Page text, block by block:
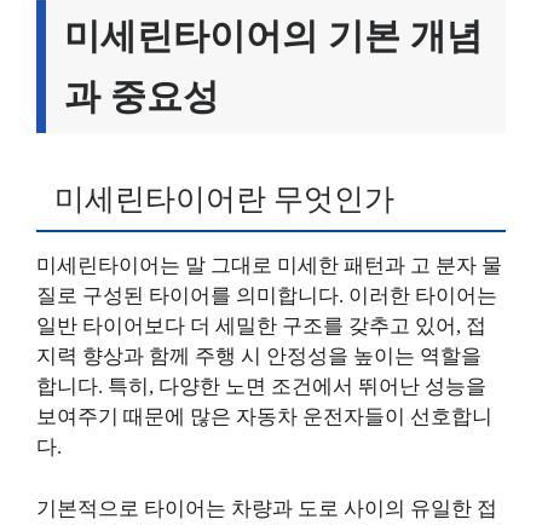
미세린타이어의 기본 개념
과 중요성
미세린타이어란 무엇인가
미세린타이어는 말 그대로 미세한 패턴과 고 분자 물
질로 구성된 타이어를 의미합니다. 이러한 타이어는
일반 타이어보다 더 세밀한 구조를 갖추고 있어, 접
지력 향상과 함께 주행 시 안정성을 높이는 역할을
합니다. 특히, 다양한 노면 조건에서 뛰어난 성능을
보여주기 때문에 많은 자동차 운전자들이 선호합니
다.
기본적으로 타이어는 차량과 도로 사이의 유일한 접